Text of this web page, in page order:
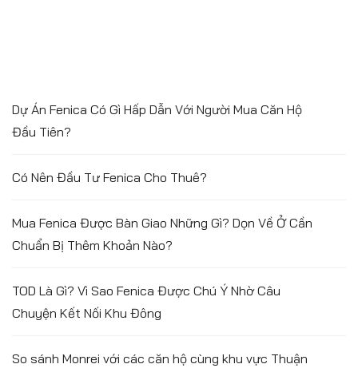
Dự Án Fenica Có Gì Hấp Dẫn Với Người Mua Căn Hộ
Đầu Tiên?
Có Nên Đầu Tư Fenica Cho Thuê?
Mua Fenica Được Bàn Giao Những Gì? Dọn Về Ở Cần
Chuẩn Bị Thêm Khoản Nào?
TOD Là Gì? Vì Sao Fenica Được Chú Ý Nhờ Câu
Chuyện Kết Nối Khu Đông
So sánh Monrei với các căn hộ cùng khu vực Thuận